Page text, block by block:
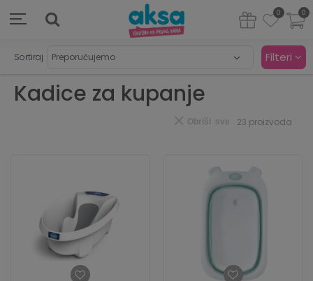
0
0
Kadice za kupanje
Sortiraj Filteri
23 proizvoda
Obriši sve